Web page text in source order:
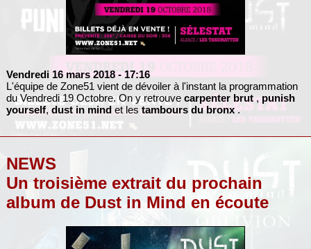
Vendredi 16 mars 2018 - 17:16
L'équipe de Zone51 vient de dévoiler à l'instant la programmation
du Vendredi 19 Octobre. On y retrouve carpenter brut , punish
yourself, dust in mindet les tambours du bronx .
NEWS
Un troisième extrait du prochain
album de Dust in Mind en écoute